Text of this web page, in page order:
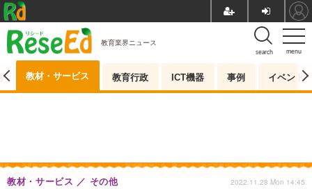
menu
search
教育業界ニュース
教材・サービス 教育行政 ICT機器 事例 イベント
教材・サービス その他 2022.11.28 Mon 14:45